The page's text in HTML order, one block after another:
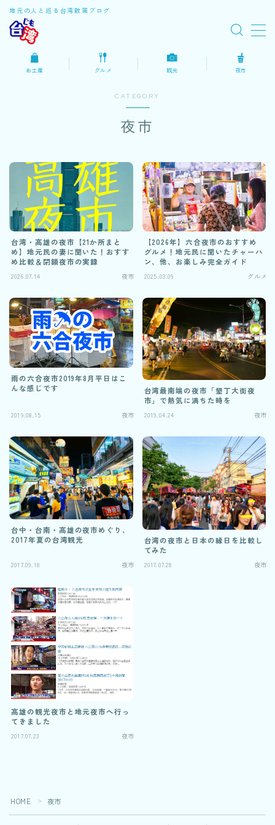
地元の人と巡る台湾散策ブログ
MENU
夜市
ショッピング
お土産 グルメ 観光 夜市
CATEGORY
夜市
台湾・高雄の夜市【21か所まと
め】地元民の妻に聞いた！おすす
め比較＆閉鎖夜市の実録
2026.07.14 夜市
【2026年】六合夜市のおすすめ
グルメ！地元民に聞いたチャーハ
ン、他、お楽しみ完全ガイド
2025.03.09 グルメ
雨の六合夜市2019年8月平日はこ
んな感じです
2019.08.15 夜市
台湾最南端の夜市「墾丁大街夜
市」で熱気に満ちた時を
2019.04.24 夜市
台中・台南・高雄の夜市めぐり、
2017年夏の台湾観光
2017.09.18 夜市
台湾の夜市と日本の縁日を比較し
てみた
2017.07.28 夜市
高雄の観光夜市と地元夜市へ行っ
てきました
2017.07.23 夜市
HOME ＞ 夜市